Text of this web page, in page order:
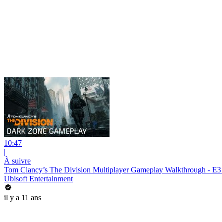
10:47
|
À suivre
Tom Clancy’s The Division Multiplayer Gameplay Walkthrough -
Ubisoft Entertainment
il y a 11 ans